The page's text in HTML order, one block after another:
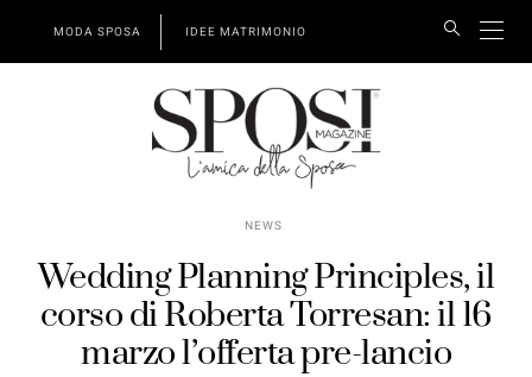
MODA SPOSA IDEE MATRIMONIO
NEWS
Wedding Planning Principles, il
corso di Roberta Torresan: il 16
marzo l’offerta pre-lancio